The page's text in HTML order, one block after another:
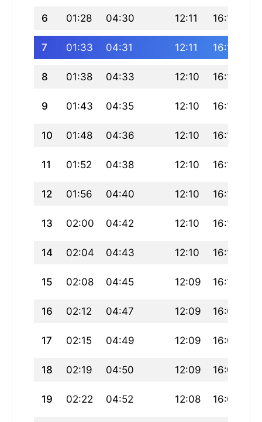
6 01:28 04:30 12:11 16:19
7 01:33 04:31 12:11 16:18
8 01:38 04:33 12:10 16:17
9 01:43 04:35 12:10 16:16
10 01:48 04:36 12:10 16:15
11 01:52 04:38 12:10 16:14
12 01:56 04:40 12:10 16:13
13 02:00 04:42 12:10 16:12
14 02:04 04:43 12:10 16:11
15 02:08 04:45 12:09 16:10
16 02:12 04:47 12:09 16:09
17 02:15 04:49 12:09 16:08
18 02:19 04:50 12:09 16:07
19 02:22 04:52 12:08 16:05